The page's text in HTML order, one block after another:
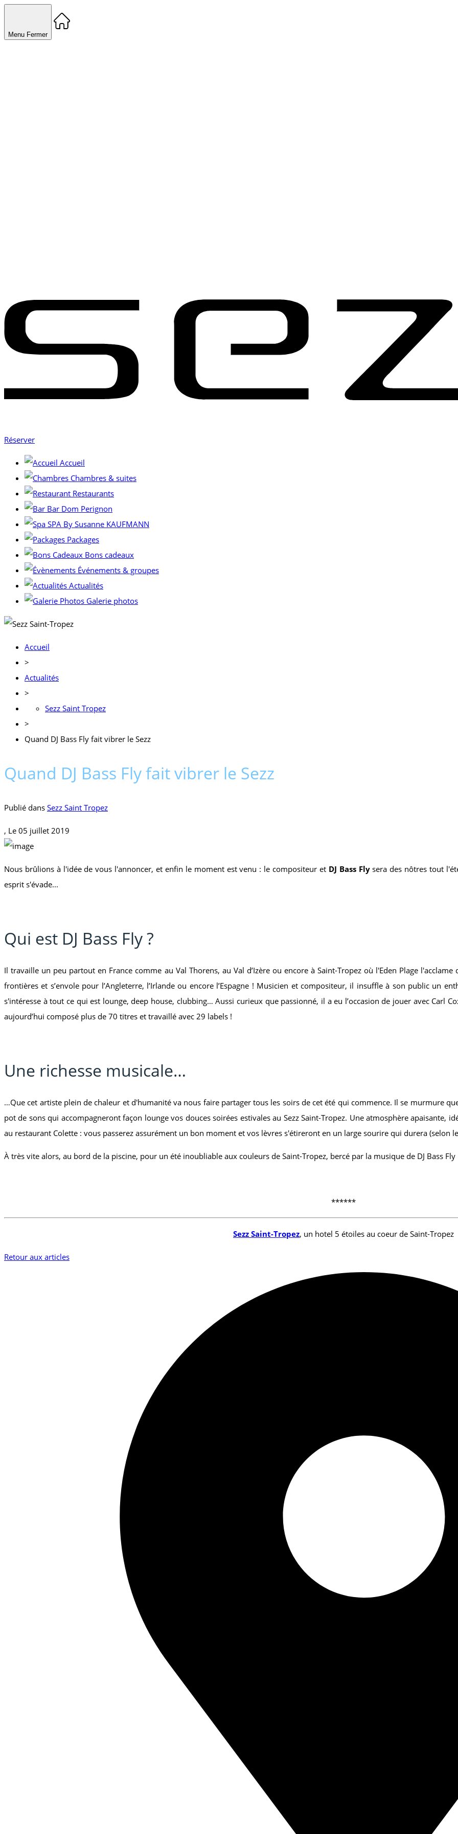
Menu Fermer
Réserver
Accueil
Chambres & suites
Restaurants
Bar Dom Perignon
SPA By Susanne KAUFMANN
Packages
Bons cadeaux
Événements & groupes
Actualités
Galerie photos
Accueil
>
Actualités
>
Sezz Saint Tropez
>
Quand DJ Bass Fly fait vibrer le Sezz
Quand DJ Bass Fly fait vibrer le Sezz
Publié dans Sezz Saint Tropez
, Le 05 juillet 2019
Nous brûlions à l'idée de vous l'annoncer, et enfin le moment est venu : le compositeur et DJ Bass Flysera des nôtres tout
esprit s'évade...
Qui est DJ Bass Fly ?
Il travaille un peu partout en France comme au Val Thorens, au Val d’Izère ou encore à Saint-Tropez où l'Eden Plage
frontières et s’envole pour l’Angleterre, l’Irlande ou encore l’Espagne ! Musicien et compositeur, il insuffle à son public un
s'intéresse à tout ce qui est lounge, deep house, clubbing… Aussi curieux que passionné, il a eu l’occasion de jouer avec Carl
aujourd’hui composé plus de 70 titres et travaillé avec 29 labels !
Une richesse musicale…
…Que cet artiste plein de chaleur et d'humanité va nous faire partager tous les soirs de cet été qui commence. Il se murmure
pot de sons qui accompagneront façon lounge vos douces soirées estivales au Sezz Saint-Tropez. Une atmosphère
au restaurant Colette : vous passerez assurément un bon moment et vos lèvres s'étireront en un large sourire qui durera (selon
À très vite alors, au bord de la piscine, pour un été inoubliable aux couleurs de Saint-Tropez, bercé par la musique de DJ Bass Fly
******
Sezz Saint-Tropez, un hotel 5 étoiles au coeur de Saint-Tropez
Retour aux articles